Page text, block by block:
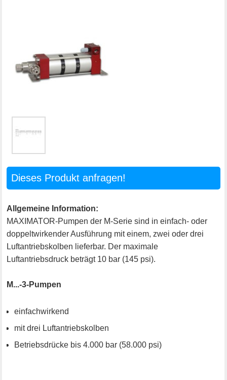
Dieses Produkt anfragen!
Allgemeine Information:
MAXIMATOR-Pumpen der M-Serie sind in einfach- oder
doppeltwirkender Ausführung mit einem, zwei oder drei
Luftantriebskolben lieferbar. Der maximale
Luftantriebsdruck beträgt 10 bar (145 psi).
M...-3-Pumpen
einfachwirkend
mit drei Luftantriebskolben
Betriebsdrücke bis 4.000 bar (58.000 psi)